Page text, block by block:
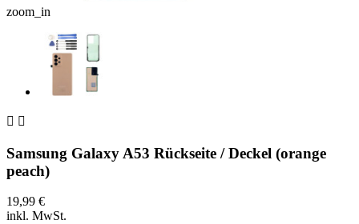
zoom_in
 
Samsung Galaxy A53 Rückseite / Deckel (orange
peach)
19,99 €
inkl. MwSt.